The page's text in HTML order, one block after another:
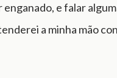
e falar
a minha mão